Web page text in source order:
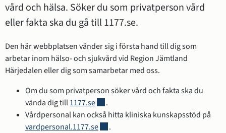
vård och hälsa. Söker du som privatperson vård
eller fakta ska du gå till 1177.se.
Den här webbplatsen vänder sig i första hand till dig som
arbetar inom hälso- och sjukvård vid Region Jämtland
Härjedalen eller dig som samarbetar med oss.
Om du som privatperson söker vård och fakta ska du
vända dig till 1177.seLänk till annan webbplats.
.
vardpersonal.1177.seLänk till annan webbplats.
.